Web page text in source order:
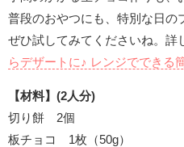
普段のおやつにも、特別な日の
ぜひ試してみてくださいね。詳
らデザートに♪ レンジでできる
【材料】(2人分)
切り餅 2個
板チョコ 1枚（50g）